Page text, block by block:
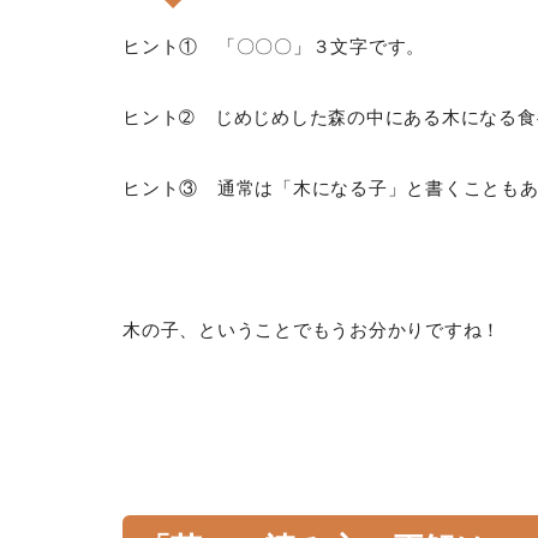
ヒント① 「〇〇〇」３文字です。
ヒント➁ じめじめした森の中にある木になる食
ヒント③ 通常は「木になる子」と書くこともあ
木の子、ということでもうお分かりですね！